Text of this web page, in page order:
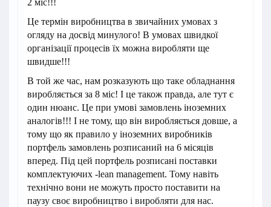
2 міс!!!
Це термін виробництва в звичайних умовах з
огляду на досвід минулого! В умовах швидкої
організації процесів їх можна виробляти ще
швидше!!!
В той же час, нам розказують що таке обладнання
виробляється за 8 міс! І це також правда, але тут є
один нюанс. Це при умові замовлень іноземних
аналогів!!! І не тому, що він виробляється довше, а
тому що як правило у іноземних виробників
портфель замовлень розписаний на 6 місяців
вперед. Під цей портфель розписані поставки
комплектуючих -lean management. Тому навіть
технічно вони не можуть просто поставити на
паузу своє виробництво і виробляти для нас.